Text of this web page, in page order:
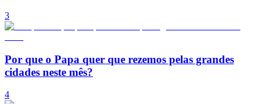
3
Por que o Papa quer que rezemos pelas grandes
cidades neste mês?
4